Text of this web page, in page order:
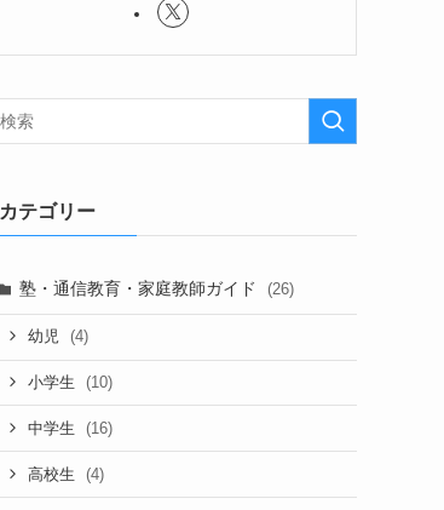
カテゴリー
塾・通信教育・家庭教師ガイド (26)
幼児 (4)
小学生 (10)
中学生 (16)
高校生 (4)